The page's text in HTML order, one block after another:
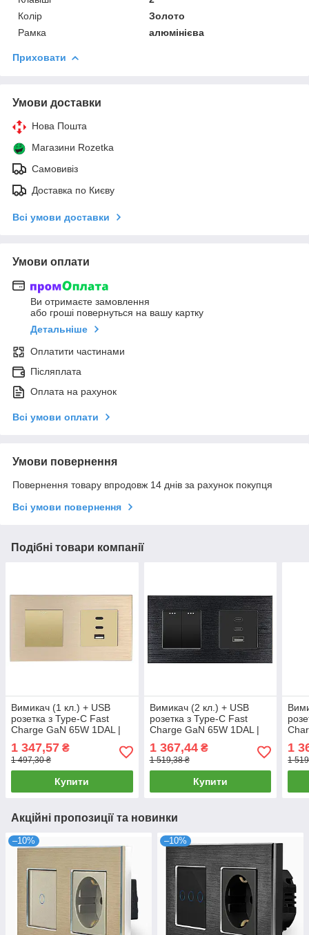
Колір
Золото
Рамка
алюмінієва
Приховати
Умови доставки
Нова Пошта
Магазини Rozetka
Самовивіз
Доставка по Києву
Всі умови доставки
Умови оплати
Ви отримаєте замовлення
або гроші повернуться на вашу картку
Детальніше
Оплатити частинами
Післяплата
Оплата на рахунок
Всі умови оплати
Умови повернення
Повернення товару впродовж 14 днів за рахунок покупця
Всі умови повернення
Подібні товари компанії
Вимикач (1 кл.) + USB
розетка з Type-C Fast
Charge GaN 65W 1DAL |
SW1G-FC65W.GD)
1 347,57 ₴
1 497,30 ₴
Купити
Вимикач (2 кл.) + USB
розетка з Type-C Fast
Charge GaN 65W 1DAL |
SW2G-FC65W.BL)
1 367,44₴
1 519,38 ₴
Купити
1
1
Акційні пропозиції та новинки
–10% –10%